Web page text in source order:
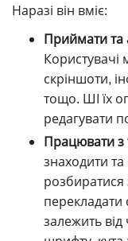
Наразі він вміє:
Приймати та
Користувачі
скріншоти,
тощо. ШІ їх
редагувати
Працювати з
знаходити
перекладати
залежить